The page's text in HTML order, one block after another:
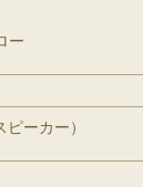
ー
ーカー）